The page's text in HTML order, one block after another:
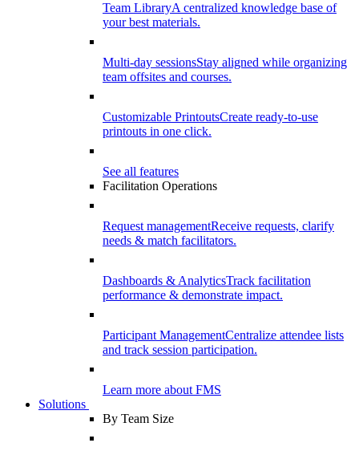
Team LibraryA centralized knowledge base of
your best materials.
Multi-day sessionsStay aligned while organizing
team offsites and courses.
Customizable PrintoutsCreate ready-to-use
printouts in one click.
See all features
Facilitation Operations
Request managementReceive requests, clarify
needs & match facilitators.
Dashboards & AnalyticsTrack facilitation
performance & demonstrate impact.
Participant ManagementCentralize attendee lists
and track session participation.
Learn more about FMS
Solutions
By Team Size